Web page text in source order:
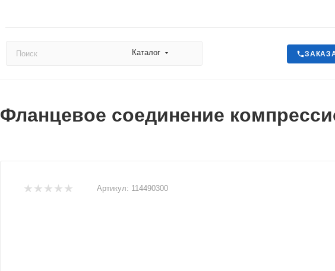
Каталог
Фланцевое соединение
Артикул: 114490300